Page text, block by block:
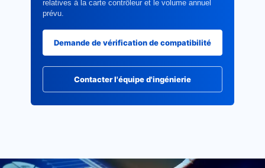
relatives à la carte contrôleur et le volume annuel
prévu.
Demande de vérification de compatibilité
Contacter l'équipe d'ingénierie